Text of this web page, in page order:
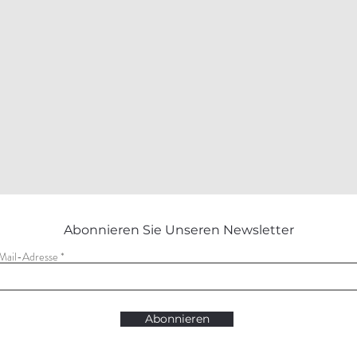
Abonnieren Sie Unseren Newsletter
Adresse
Abonnieren